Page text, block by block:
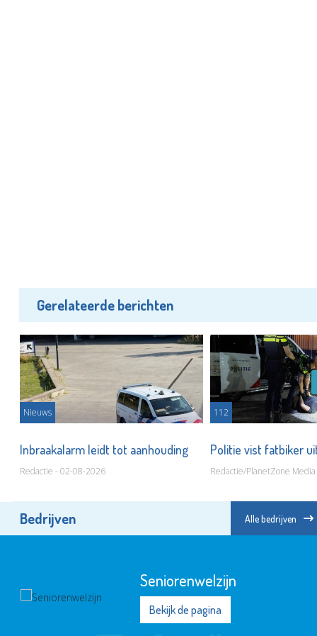
Gerelateerde berichten
Nieuws
Inbraakalarm leidt tot aanhouding
Redactie - 02-08-2026
112
Politie vist fatbiker
Redactie/PlanetZone
Bedrijven Alle bedrijven
Seniorenwelzijn
Bekijk de pagina